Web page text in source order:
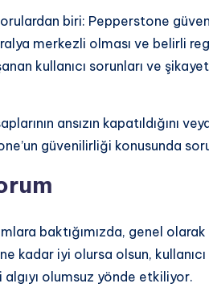
biri: Pepperstone
merkezli olması ve belirli
kullanıcı sorunları ve
ansızın kapatıldığını
güvenilirliği konusunda
baktığımızda, genel
kadar iyi olursa olsun,
algıyı olumsuz yönde etkiliyor.